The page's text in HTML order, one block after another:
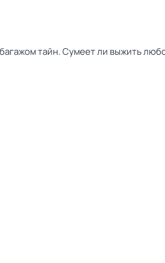
тайн. Сумеет ли выжить